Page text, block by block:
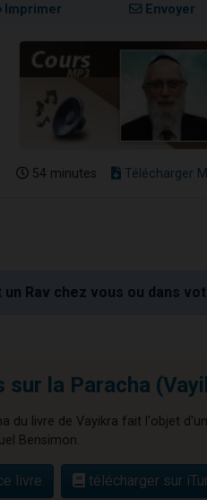
Imprimer Envoyer
54 minutes Télécharger
Rav chez vous ou dans
sur la Paracha
du livre de Vayikra fait l'objet
Bensimon.
livre télécharger sur